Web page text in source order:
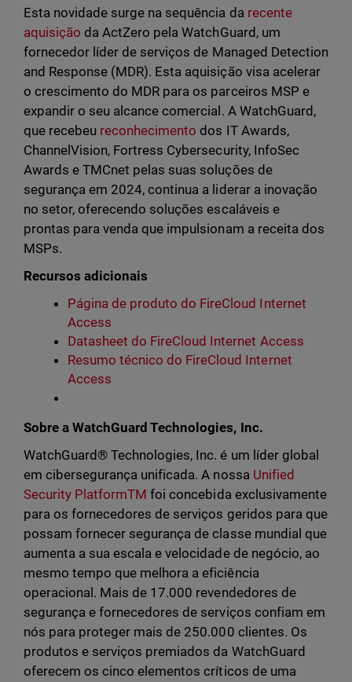
Esta novidade surge na sequência da recente
aquisição da ActZero pela WatchGuard, um
fornecedor líder de serviços de Managed Detection
and Response (MDR). Esta aquisição visa acelerar
o crescimento do MDR para os parceiros MSP e
expandir o seu alcance comercial. A WatchGuard,
que recebeu reconhecimento dos IT Awards,
ChannelVision, Fortress Cybersecurity, InfoSec
Awards e TMCnet pelas suas soluções de
segurança em 2024, continua a liderar a inovação
no setor, oferecendo soluções escaláveis e
prontas para venda que impulsionam a receita dos
MSPs.
Recursos adicionais
Página de produto do FireCloud Internet
Access
Datasheet do FireCloud Internet Access
Resumo técnico do FireCloud Internet
Access
Sobre a WatchGuard Technologies, Inc.
WatchGuard® Technologies, Inc. é um líder global
em cibersegurança unificada. A nossa Unified
Security PlatformTM foi concebida exclusivamente
para os fornecedores de serviços geridos para que
possam fornecer segurança de classe mundial que
aumenta a sua escala e velocidade de negócio, ao
mesmo tempo que melhora a eficiência
operacional. Mais de 17.000 revendedores de
segurança e fornecedores de serviços confiam em
nós para proteger mais de 250.000 clientes. Os
produtos e serviços premiados da WatchGuard
oferecem os cinco elementos críticos de uma